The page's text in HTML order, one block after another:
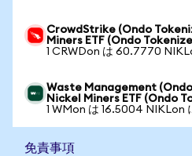
CrowdStrike (Ondo
Miners ETF (Ondo
1 CRWDon は 60.7770
Waste Management
Nickel Miners ETF (Ondo
1 WMon は 16.5004 NIKLon
免責事項